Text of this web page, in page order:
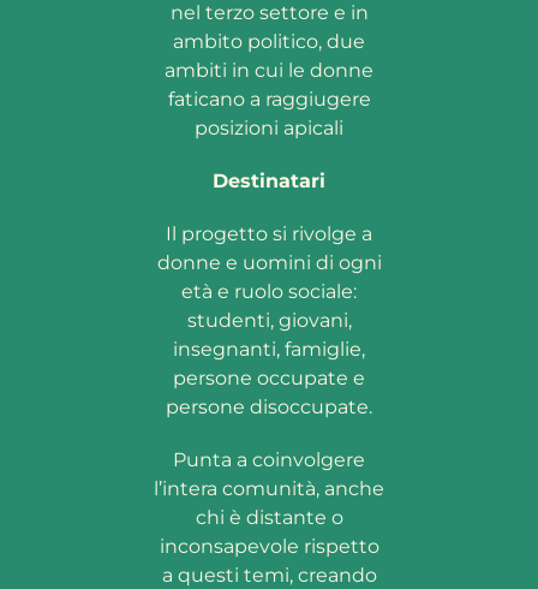
nel terzo settore e in
ambito politico, due
ambiti in cui le donne
faticano a raggiugere
posizioni apicali
Destinatari
Il progetto si rivolge a
donne e uomini di ogni
età e ruolo sociale:
studenti, giovani,
insegnanti, famiglie,
persone occupate e
persone disoccupate.
Punta a coinvolgere
l’intera comunità, anche
chi è distante o
inconsapevole rispetto
a questi temi, creando